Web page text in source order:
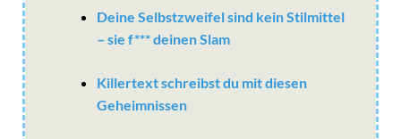
Deine Selbstzweifel sind kein Stilmittel
– sie f*** deinen Slam
Killertext schreibst du mit diesen
Geheimnissen